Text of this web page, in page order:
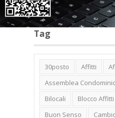
Tag
30posto Affitti
Assemblea
Bilocali
Blocco
Buon Senso